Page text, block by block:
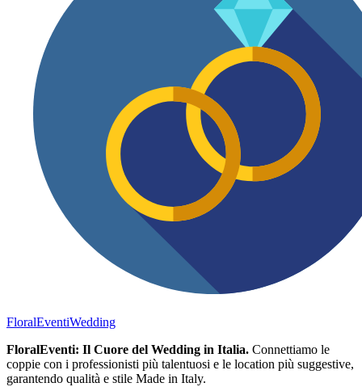
FloralEventiWedding
FloralEventi: Il Cuore del Wedding in Italia. Connettiamo le
coppie con i professionisti più talentuosi e le location più suggestive,
garantendo qualità e stile Made in Italy.